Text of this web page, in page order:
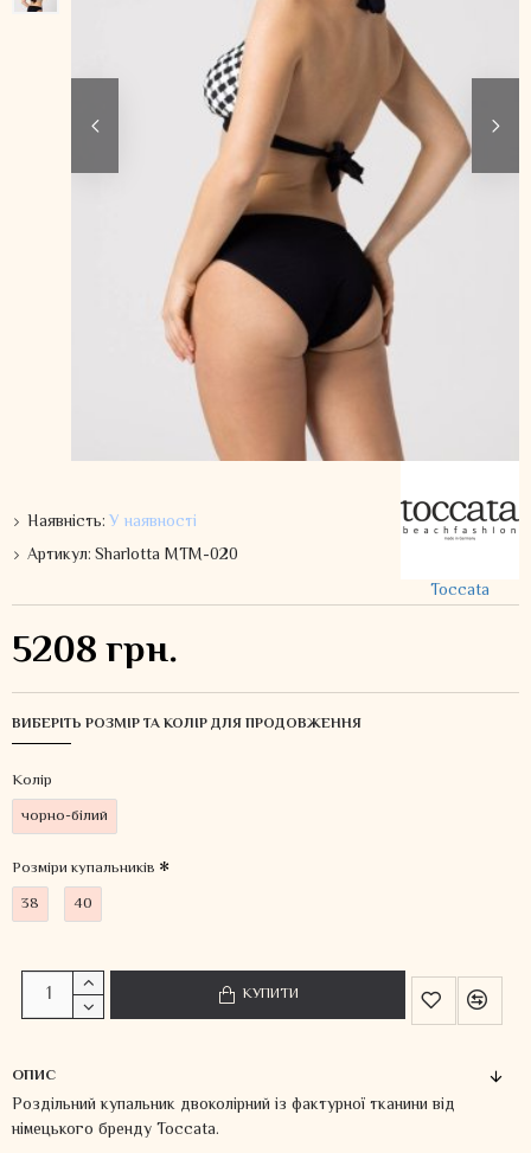
Наявність:У наявності
Артикул:Sharlotta MTM-020
Toccata
5208 грн.
ВИБЕРІТЬ РОЗМІР ТА КОЛІР ДЛЯ ПРОДОВЖЕННЯ
Колiр
чорно-білий
Розміри купальників
38
40
КУПИТИ
ОПИС
Роздільний купальник двоколірний із фактурної тканини від
німецького бренду Toccata.